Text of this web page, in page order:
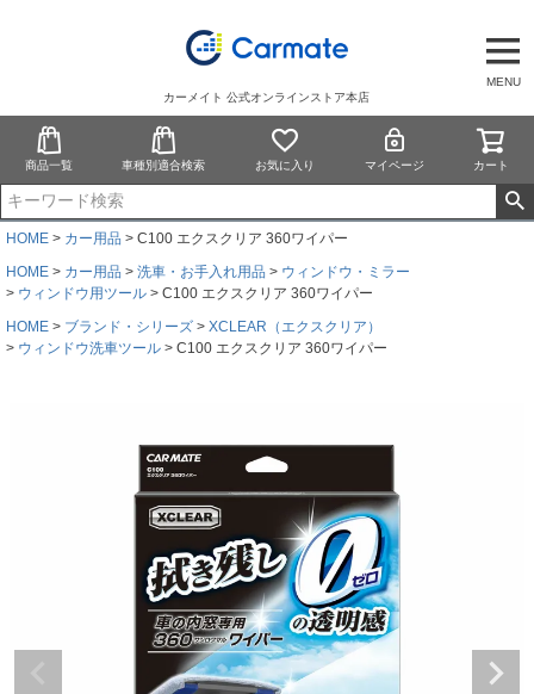
MENU
カーメイト 公式オンラインストア本店
商品一覧 車種別適合検索 お気に入り マイページ カート
HOME カー用品
C100 エクスクリア 360ワイパー
HOME
カー用品 洗車・お手入れ用品
ウィンドウ・ミラー
ウィンドウ用ツール
C100 エクスクリア 360ワイパー
HOME
ブランド・シリーズ
XCLEAR（エクスクリア）
ウィンドウ洗車ツール
C100 エクスクリア 360ワイパー